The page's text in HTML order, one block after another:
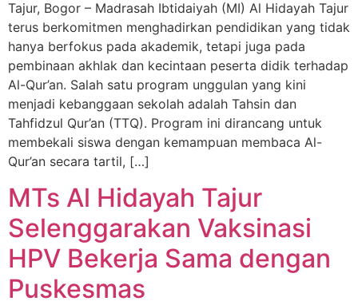
Tajur, Bogor – Madrasah Ibtidaiyah (MI) Al Hidayah Tajur
terus berkomitmen menghadirkan pendidikan yang tidak
hanya berfokus pada akademik, tetapi juga pada
pembinaan akhlak dan kecintaan peserta didik terhadap
Al-Qur’an. Salah satu program unggulan yang kini
menjadi kebanggaan sekolah adalah Tahsin dan
Tahfidzul Qur’an (TTQ). Program ini dirancang untuk
membekali siswa dengan kemampuan membaca Al-
Qur’an secara tartil, […]
MTs Al Hidayah Tajur
Selenggarakan Vaksinasi
HPV Bekerja Sama dengan
Puskesmas